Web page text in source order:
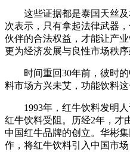
这些证据都是泰国天丝及
次表示，只有拿起法律武器
伙伴的合法权益，才能让产
更为经济发展与良性市场秩序
时间重回30年前，彼时的
料市场方兴未艾，功能饮料
1993年，红牛饮料发明人
红牛饮料受阻。历经2年，才
中国红牛品牌的创立。华彬
作，将红牛饮料引入中国市